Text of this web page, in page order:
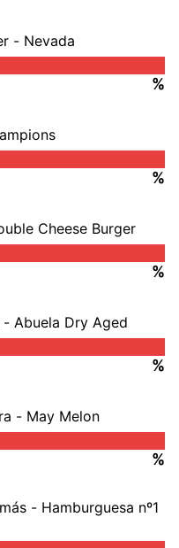
- Nevada
%
%
Cheese Burger
%
Abuela Dry Aged
%
- May Melon
%
- Hamburguesa nº1